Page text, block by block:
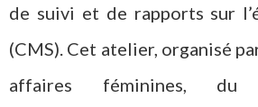
de suivi et de rapports sur
(CMS). Cet atelier, organisé
affaires féminines, du